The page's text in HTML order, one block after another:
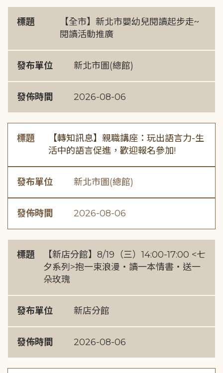
標題
【全市】新北市嬰幼兒閱讀起步走~
閱讀活動推廣
發布單位 新北市圖(總館)
發佈時間 2026-08-06
標題
【轉知訊息】親職講座：玩出語言力-生
活中的語言促進，歡迎報名參加!
發布單位 新北市圖(總館)
發佈時間 2026-08-06
標題
【新店分館】8/19（三）14:00-17:00 <七
夕系列>抱一束浪漫・讀一本情書・送一
朵玫瑰
發布單位 新店分館
發佈時間 2026-08-06